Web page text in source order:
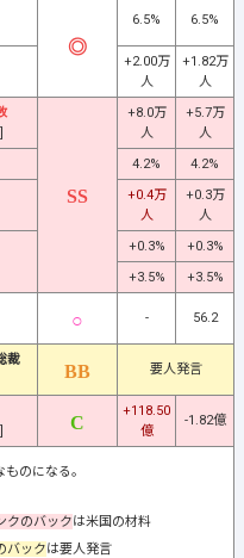
6.5% 6.5%
+2.00万
人
+1.82万
人
]
+8.0万
人
+5.7万
人
4.2% 4.2%
+0.4万
人
+0.3万
人
+0.3%
+0.3%
+3.5%
+3.5%
- 56.2
裁
要人発言
]
+118.50
億
-1.82億
のになる。
クのバックは米国の材料
バックは要人発言